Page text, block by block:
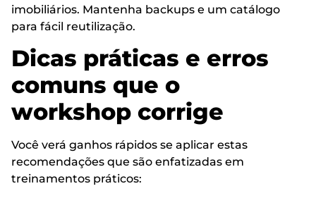
imobiliários. Mantenha backups e um catálogo
para fácil reutilização.
Dicas práticas e erros
comuns que o
workshop corrige
Você verá ganhos rápidos se aplicar estas
recomendações que são enfatizadas em
treinamentos práticos: